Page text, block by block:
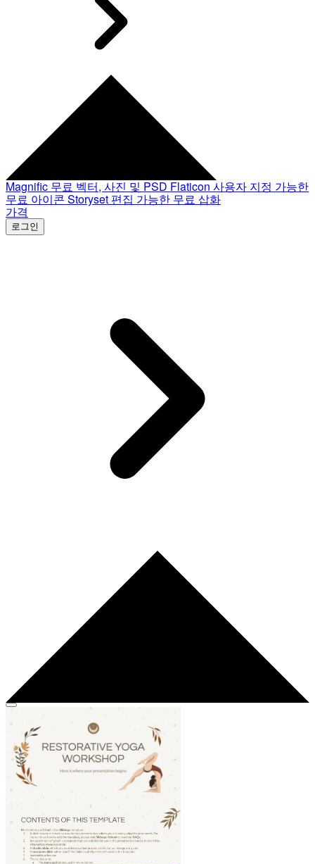
Magnific 무료 벡터, 사진 및 PSD Flaticon 사용자 지정 가능한
무료 아이콘 Storyset 편집 가능한 무료 삽화
가격
로그인